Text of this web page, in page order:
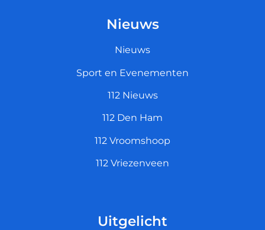
Nieuws
Nieuws
Sport en Evenementen
112 Nieuws
112 Den Ham
112 Vroomshoop
112 Vriezenveen
Uitgelicht